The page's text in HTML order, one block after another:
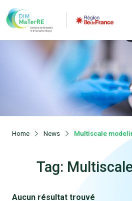
Home News Multiscale
Tag:
Aucun résultat trouvé